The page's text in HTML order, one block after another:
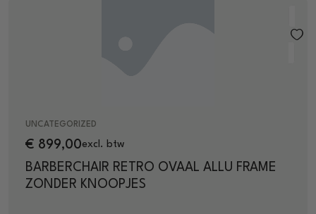
UNCATEGORIZED
BARBERCHAIR RETRO OVAAL ALLU FRAME
ZONDER KNOOPJES
€ 899,00excl. btw